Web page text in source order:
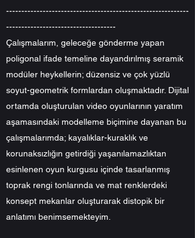
------------------------------------------------------------
------------------------------------
Çalışmalarım, geleceğe gönderme yapan
poligonal ifade temeline dayandırılmış seramik
modüler heykellerin; düzensiz ve çok yüzlü
soyut-geometrik formlardan oluşmaktadır. Dijital
ortamda oluşturulan video oyunlarının yaratım
aşamasındaki modelleme biçimine dayanan bu
çalışmalarımda; kayalıklar-kuraklık ve
korunaksızlığın getirdiği yaşanılamazlıktan
esinlenen oyun kurgusu içinde tasarlanmış
toprak rengi tonlarında ve mat renklerdeki
konsept mekanlar oluşturarak distopik bir
anlatımı benimsemekteyim.